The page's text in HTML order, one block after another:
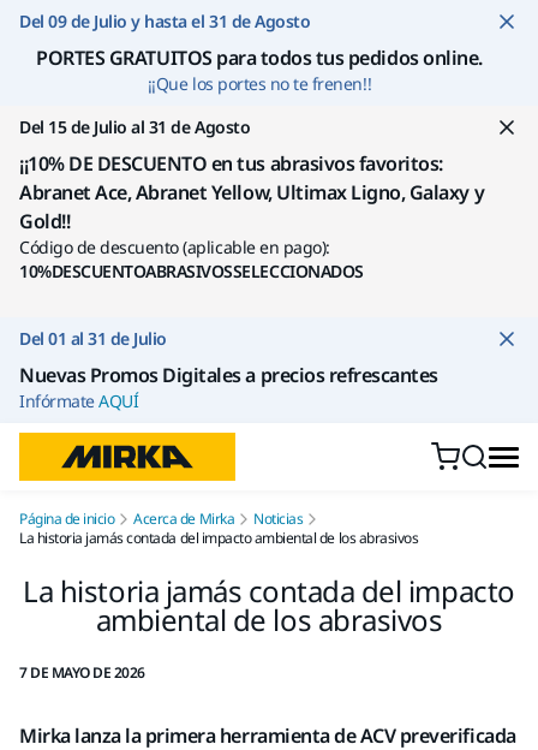
Ir a contenido
Del 09 de Julio y hasta el 31 de Agosto
PORTES GRATUITOS para todos tus pedidos online.
¡¡Que los portes no te frenen!!
Del 15 de Julio al 31 de Agosto
¡¡10% DE DESCUENTO en tus abrasivos favoritos:
Abranet Ace, Abranet Yellow, Ultimax Ligno, Galaxy y
Gold!!
Código de descuento (aplicable en pago):
10%DESCUENTOABRASIVOSSELECCIONADOS
Del 01 al 31 de Julio
Nuevas Promos Digitales a precios refrescantes
InfórmateAQUÍ
Página de inicio Acerca de Mirka
Noticias
La historia jamás contada del impacto ambiental de los abrasivos
La historia jamás contada del impacto
ambiental de los abrasivos
7 DE MAYO DE 2026
Mirka lanza la primera herramienta de ACV preverificada